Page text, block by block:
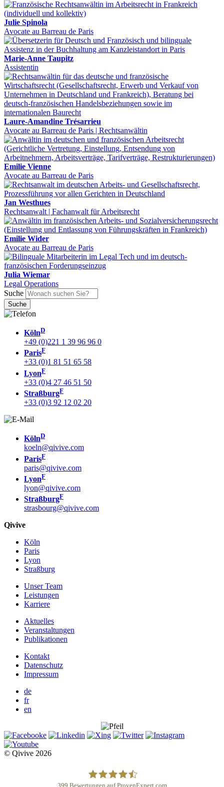
Julie Spinola
Avocate au Barreau de Paris
Marie-Anne Taupitz
Assistentin
Laure-Amandine Trésarrieu
Avocate au Barreau de Paris | Rechtsanwältin
Emilie Vienne
Avocate au Barreau de Paris
Jan Westhues
Rechtsanwalt | Fachanwalt für Arbeitsrecht
Emilie Wider
Avocate au Barreau de Paris
Julia Wiemar
Legal Operations
Suche
KölnD
+49 (0)221 1 39 96 96 0
ParisF
+33 (0)1 81 51 65 58
LyonF
+33 (0)4 27 46 51 50
StraßburgF
+33 (0)3 92 12 02 20
KölnD
koeln@qivive.com
ParisF
paris@qivive.com
LyonF
lyon@qivive.com
StraßburgF
strasbourg@qivive.com
Qivive
Köln
Paris
Lyon
Straßburg
Unser Team
Leistungen
Karriere
Aktuelles
Veranstaltungen
Publikationen
Kontakt
Datenschutz
Impressum
de
fr
en
© Qivive 2026
399 Bewertungen auf ProvenExpert.com